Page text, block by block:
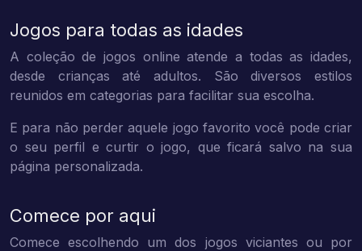
Jogos para todas as idades
A coleção de jogos online atende a todas as idades,
desde crianças até adultos. São diversos estilos
reunidos em categorias para facilitar sua escolha.
E para não perder aquele jogo favorito você pode criar
o seu perfil e curtir o jogo, que ficará salvo na sua
página personalizada.
Comece por aqui
Comece escolhendo um dos jogos viciantes ou por